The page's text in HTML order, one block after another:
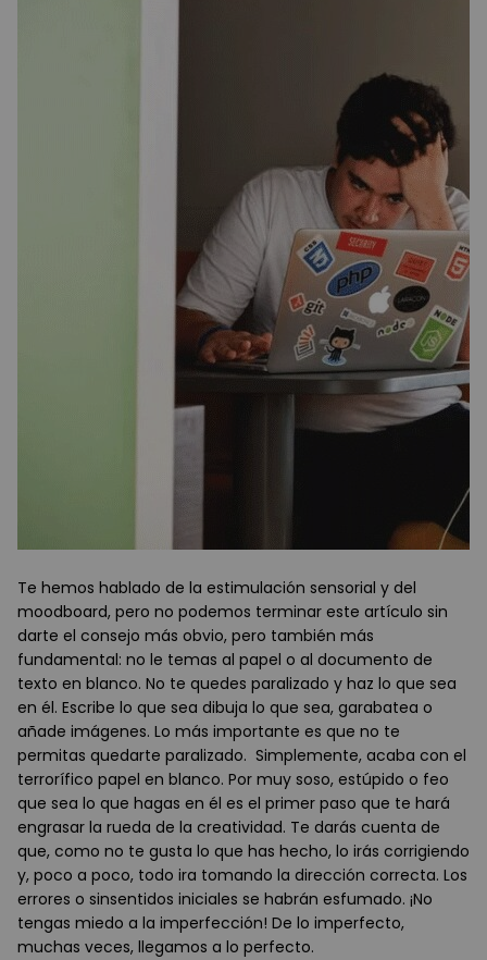
Te hemos hablado de la estimulación sensorial y del
moodboard, pero no podemos terminar este artículo sin
darte el consejo más obvio, pero también más
fundamental: no le temas al papel o al documento de
texto en blanco. No te quedes paralizado y haz lo que sea
en él. Escribe lo que sea dibuja lo que sea, garabatea o
añade imágenes. Lo más importante es que no te
permitas quedarte paralizado. Simplemente, acaba con el
terrorífico papel en blanco. Por muy soso, estúpido o feo
que sea lo que hagas en él es el primer paso que te hará
engrasar la rueda de la creatividad. Te darás cuenta de
que, como no te gusta lo que has hecho, lo irás corrigiendo
y, poco a poco, todo ira tomando la dirección correcta. Los
errores o sinsentidos iniciales se habrán esfumado. ¡No
tengas miedo a la imperfección! De lo imperfecto,
muchas veces, llegamos a lo perfecto.